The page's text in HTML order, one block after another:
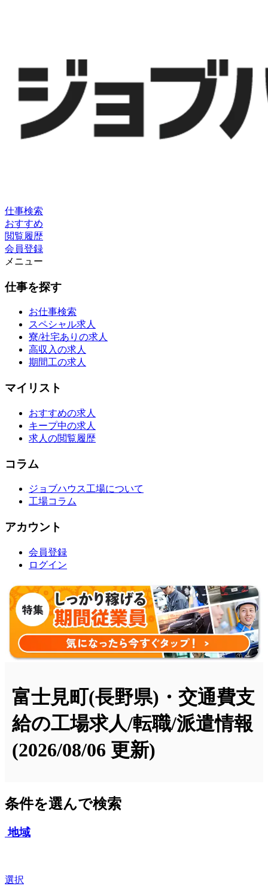
仕事検索
おすすめ
閲覧履歴
会員登録
メニュー
仕事を探す
お仕事検索
スペシャル求人
寮/社宅ありの求人
高収入の求人
期間工の求人
マイリスト
おすすめの求人
キープ中の求人
求人の閲覧履歴
コラム
ジョブハウス工場について
工場コラム
アカウント
会員登録
ログイン
富士見町(長野県)・交通費支
給の工場求人/転職/派遣情報
(2026/08/06 更新)
条件を選んで検索
地域
選択